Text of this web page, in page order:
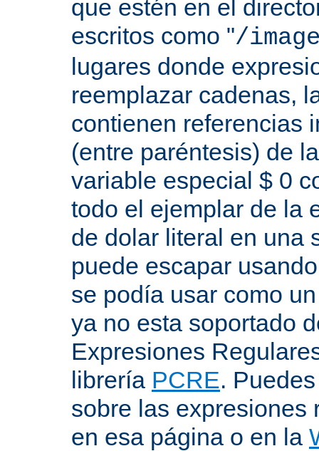
que estén en el
escritos como "/
lugares donde
reemplazar cadenas,
contienen referencias
(entre paréntesis) de
variable especial $ 0
todo el ejemplar de la
de dolar literal en una
puede escapar
se podía usar como
ya no esta soportado
Expresiones
librería PCRE.
sobre las expresiones
en esa página o en la